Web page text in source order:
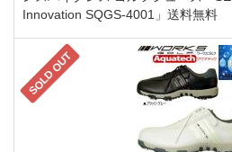
Innovation SQGS-4001」送料無料
SOLD OUT